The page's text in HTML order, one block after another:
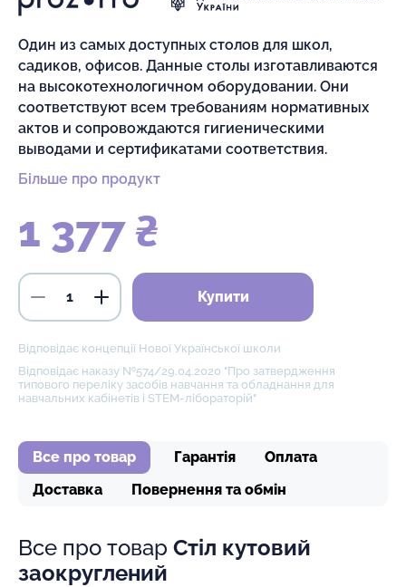
Один из самых доступных столов для школ,
садиков, офисов. Данные столы изготавливаются
на высокотехнологичном оборудовании. Они
соответствуют всем требованиям нормативных
актов и сопровождаются гигиеническими
выводами и сертификатами соответствия.
Більше про продукт
1 377 ₴
Купити
Відповідає концепції Нової Української школи
Відповідає наказу №574/29.04.2020 "Про затвердження
типового переліку засобів навчання та обладнання для
навчальних кабінетів і STEM-лібораторій"
Все про товар Гарантія
Оплата
Доставка
Повернення та обмін
Все про товар Стіл кутовий
заокруглений